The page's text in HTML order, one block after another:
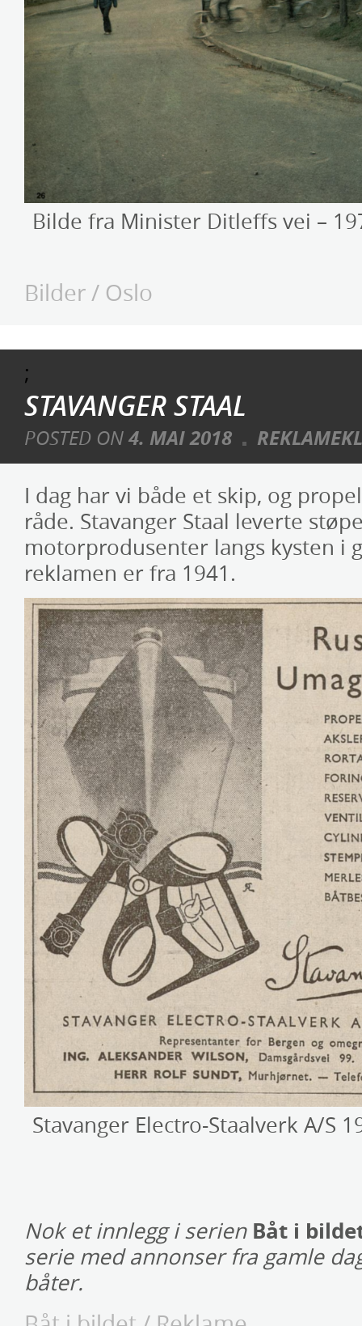
Bilde fra Minister Ditleffs vei –
Bilder/ Oslo
;
STAVANGER STAAL
POSTED ON4. MAI 2018
I dag har vi både et skip, og
råde. Stavanger Staal leverte
motorprodusenter langs kysten i
reklamen er fra 1941.
Stavanger Electro-Staalverk A/S
Nok et innlegg i serien Båt i
serie med annonser fra gamle
båter.